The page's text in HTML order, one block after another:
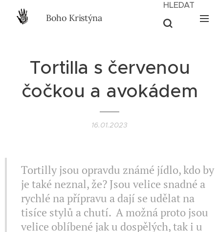
Boho Kristýna
HLEDAT
Tortilla s červenou
čočkou a avokádem
16.01.2023
Tortilly jsou opravdu známé jídlo, kdo by
je také neznal, že? Jsou velice snadné a
rychlé na přípravu a dají se udělat na
tisíce stylů a chutí. A možná proto jsou
velice oblíbené jak u dospělých, tak i u